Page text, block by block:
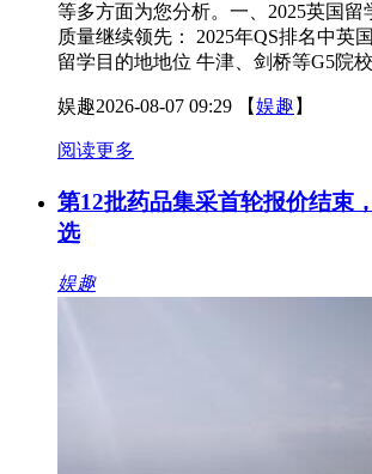
等多方面为您分析。一、2025英国留
质量继续领先： 2025年QS排名中英
留学目的地地位 牛津、剑桥等G5院
娱趣2026-08-07 09:29 【娱趣 】
阅读更多
第12批药品集采首轮报价结束
选
娱趣